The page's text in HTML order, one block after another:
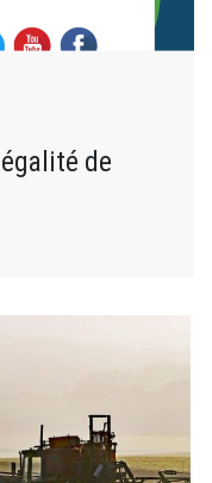
de